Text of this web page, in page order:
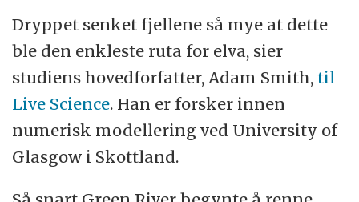
Dryppet senket fjellene så mye at dette
ble den enkleste ruta for elva, sier
studiens hovedforfatter, Adam Smith,til
Live Science. Han er forsker innen
numerisk modellering ved University of
Glasgow i Skottland.